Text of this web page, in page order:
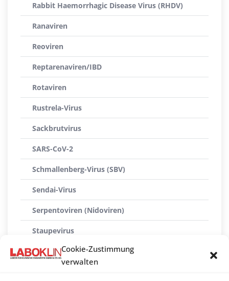
Cookie-Zustimmung
verwalten
Rabbit Haemorrhagic Disease Virus (RHDV)
Ranaviren
Reoviren
Reptarenaviren/IBD
Rotaviren
Rustrela-Virus
Sackbrutvirus
SARS-CoV-2
Schmallenberg-Virus (SBV)
Sendai-Virus
Serpentoviren (Nidoviren)
Staupevirus
Sunshinevirus